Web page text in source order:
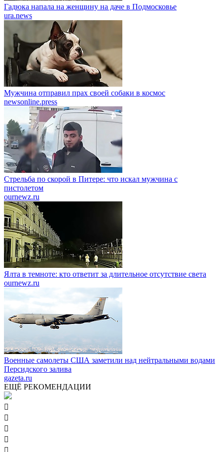
Гадюка напала на женщину на даче в Подмосковье
ura.news
Мужчина отправил прах своей собаки в космос
newsonline.press
Стрельба по скорой в Питере: что искал мужчина с
пистолетом
ournewz.ru
Ялта в темноте: кто ответит за длительное отсутствие света
ournewz.ru
Военные самолеты США заметили над нейтральными водами
Персидского залива
gazeta.ru
ЕЩЁ РЕКОМЕНДАЦИИ




